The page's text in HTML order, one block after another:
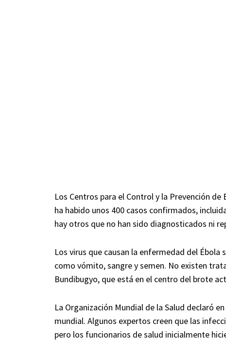
Los Centros para el Control y la Prevención
ha habido unos 400 casos confirmados,
hay otros que no han sido diagnosticados ni
Los virus que causan la enfermedad del
como vómito, sangre y semen. No existen
Bundibugyo, que está en el centro del brote
La Organización Mundial de la Salud declaró
mundial. Algunos expertos creen que las
pero los funcionarios de salud inicialmente